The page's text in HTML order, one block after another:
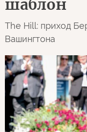
шаблон
The Hill: приход
Вашингтона